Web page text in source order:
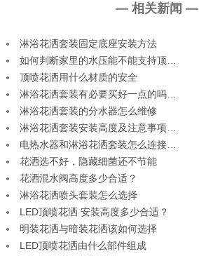
— 相关新闻 —
淋浴花洒套装固定底座安装方法
如何判断家里的水压能不能支持顶…
顶喷花洒用什么材质的安全
淋浴花洒套装有必要买好一点的吗…
淋浴花洒套装的分水器怎么维修
淋浴花洒套装安装高度及注意事项…
电热水器和淋浴花洒套装怎么连接…
花洒选不好，隐藏细菌还不节能
花洒混水阀高度多少合适？
淋浴花洒喷头套装怎么选择
LED顶喷花洒 安装高度多少合适？
明装花洒与暗装花洒该如何选择
LED顶喷花洒由什么部件组成